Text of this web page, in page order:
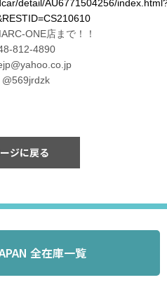
detail/AU6771504256/
ONE店まで！！
812-4890
@569jrdzk
ジに戻る
全在庫一覧